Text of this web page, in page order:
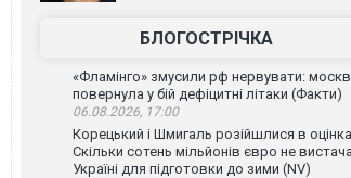
БЛОГОСТРІЧКА
«Фламінго» змусили рф нервувати:
повернула у бій дефіцитні літаки (Факти)
06.08.2026, 17:00
Корецький і Шмигаль розійшлися в
Скільки сотень мільйонів євро не
Україні для підготовки до зими (NV)